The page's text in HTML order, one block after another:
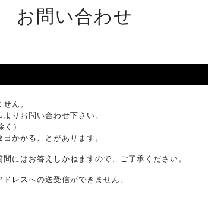
お問い合わせ
ん。
りお問い合わせ下さい。
）
かかることがあります。
にはお答えしかねますので、ご了承ください。
レスへの送受信ができません。